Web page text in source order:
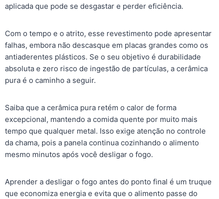
aplicada que pode se desgastar e perder eficiência.
Com o tempo e o atrito, esse revestimento pode apresentar
falhas, embora não descasque em placas grandes como os
antiaderentes plásticos. Se o seu objetivo é durabilidade
absoluta e zero risco de ingestão de partículas, a cerâmica
pura é o caminho a seguir.
Saiba que a cerâmica pura retém o calor de forma
excepcional, mantendo a comida quente por muito mais
tempo que qualquer metal. Isso exige atenção no controle
da chama, pois a panela continua cozinhando o alimento
mesmo minutos após você desligar o fogo.
Aprender a desligar o fogo antes do ponto final é um truque
que economiza energia e evita que o alimento passe do